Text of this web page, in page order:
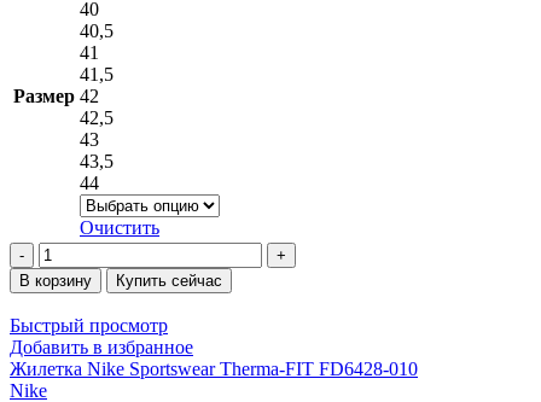
Размер
40
40,5
41
41,5
42
42,5
43
43,5
44
Очистить
Количество
товара
Кроссовки
adidas
Alphabounce+
HP6144
В корзину Купить сейчас
Быстрый просмотр
Добавить в избранное
Жилетка Nike Sportswear Therma-FIT FD6428-010
Nike